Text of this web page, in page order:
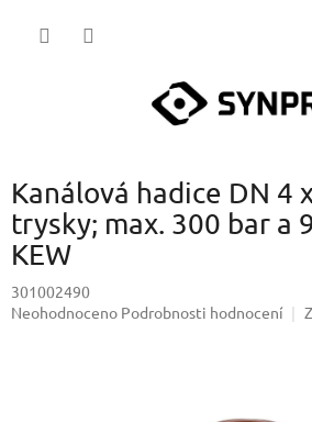
Kanálová hadice DN 4
trysky; max. 300 bar a
KEW
301002490
Průměrné
Neohodnoceno Podrobnosti hodnocení